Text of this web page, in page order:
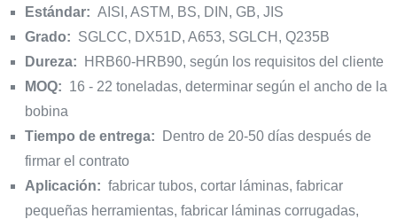
Estándar: AISI, ASTM, BS, DIN, GB, JIS
Grado: SGLCC, DX51D, A653, SGLCH, Q235B
Dureza:
HRB60-HRB90, según los requisitos del cliente
MOQ: 16 - 22 toneladas, determinar según el ancho de la
bobina
Tiempo de entrega:
Dentro de 20-50 días después de
firmar el contrato
Aplicación: fabricar tubos, cortar láminas, fabricar
pequeñas herramientas, fabricar láminas corrugadas,